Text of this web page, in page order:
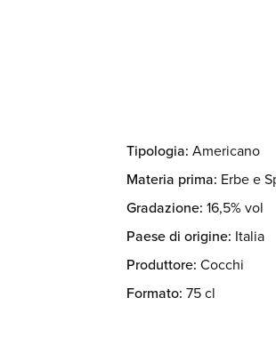
Tipologia: Americano
Materia prima: Erbe e
Gradazione: 16,5% vol
Paese di origine: Italia
Produttore: Cocchi
Formato: 75 cl